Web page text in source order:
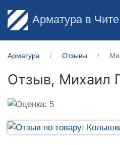
Арматура в Чите
Арматура Отзывы
Отзыв, Михаил